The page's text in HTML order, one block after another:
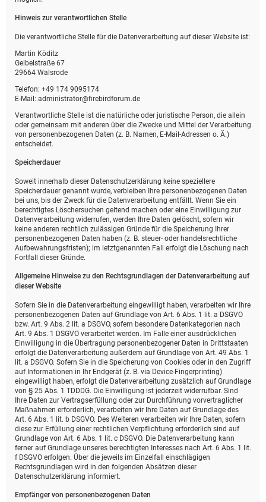
Hinweis zur verantwortlichen Stelle
Die verantwortliche Stelle für die Datenverarbeitung auf dieser Website ist:
Martin Köditz
Geibelstraße 67
29664 Walsrode
Telefon: +49 174 9095174
E-Mail: administrator@firebirdforum.de
Verantwortliche Stelle ist die natürliche oder juristische Person, die allein
oder gemeinsam mit anderen über die Zwecke und Mittel der Verarbeitung
von personenbezogenen Daten (z. B. Namen, E-Mail-Adressen o. Ä.)
entscheidet.
Speicherdauer
Soweit innerhalb dieser Datenschutzerklärung keine speziellere
Speicherdauer genannt wurde, verbleiben Ihre personenbezogenen Daten
bei uns, bis der Zweck für die Datenverarbeitung entfällt. Wenn Sie ein
berechtigtes Löschersuchen geltend machen oder eine Einwilligung zur
Datenverarbeitung widerrufen, werden Ihre Daten gelöscht, sofern wir
keine anderen rechtlich zulässigen Gründe für die Speicherung Ihrer
personenbezogenen Daten haben (z. B. steuer- oder handelsrechtliche
Aufbewahrungsfristen); im letztgenannten Fall erfolgt die Löschung nach
Fortfall dieser Gründe.
Allgemeine Hinweise zu den Rechtsgrundlagen der Datenverarbeitung auf
dieser Website
Sofern Sie in die Datenverarbeitung eingewilligt haben, verarbeiten wir Ihre
personenbezogenen Daten auf Grundlage von Art. 6 Abs. 1 lit. a DSGVO
bzw. Art. 9 Abs. 2 lit. a DSGVO, sofern besondere Datenkategorien nach
Art. 9 Abs. 1 DSGVO verarbeitet werden. Im Falle einer ausdrücklichen
Einwilligung in die Übertragung personenbezogener Daten in Drittstaaten
erfolgt die Datenverarbeitung außerdem auf Grundlage von Art. 49 Abs. 1
lit. a DSGVO. Sofern Sie in die Speicherung von Cookies oder in den Zugriff
auf Informationen in Ihr Endgerät (z. B. via Device-Fingerprinting)
eingewilligt haben, erfolgt die Datenverarbeitung zusätzlich auf Grundlage
von § 25 Abs. 1 TDDDG. Die Einwilligung ist jederzeit widerrufbar. Sind
Ihre Daten zur Vertragserfüllung oder zur Durchführung vorvertraglicher
Maßnahmen erforderlich, verarbeiten wir Ihre Daten auf Grundlage des
Art. 6 Abs. 1 lit. b DSGVO. Des Weiteren verarbeiten wir Ihre Daten, sofern
diese zur Erfüllung einer rechtlichen Verpflichtung erforderlich sind auf
Grundlage von Art. 6 Abs. 1 lit. c DSGVO. Die Datenverarbeitung kann
ferner auf Grundlage unseres berechtigten Interesses nach Art. 6 Abs. 1 lit.
f DSGVO erfolgen. Über die jeweils im Einzelfall einschlägigen
Rechtsgrundlagen wird in den folgenden Absätzen dieser
Datenschutzerklärung informiert.
Empfänger von personenbezogenen Daten